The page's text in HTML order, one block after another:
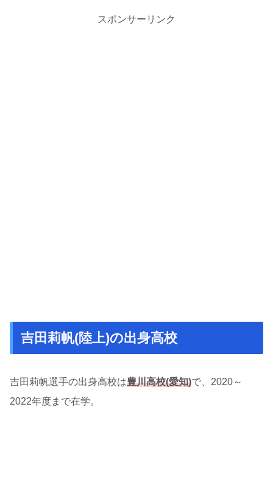
スポンサーリンク
吉田莉帆(陸上)の出身高校
吉田莉帆選手の出身高校は豊川高校(愛知)で、2020～
2022年度まで在学。